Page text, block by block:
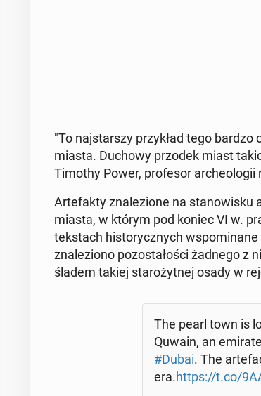
"To naj­star­szy przy­kład tego
miasta. Duchowy przodek miast
Timothy Power, pro­fe­sor
Ar­te­fak­ty zna­le­zio­ne na sta­no­wi­sku
miasta, w którym pod koniec VI w.
tek­stach hi­sto­rycz­nych wspo­mi­na­ne
zna­le­zio­no po­zo­sta­ło­ści żadnego z
śladem takiej sta­ro­żyt­nej osady w
The pearl town is
Quwain, an
#Dubai. The
era.https://t.co/